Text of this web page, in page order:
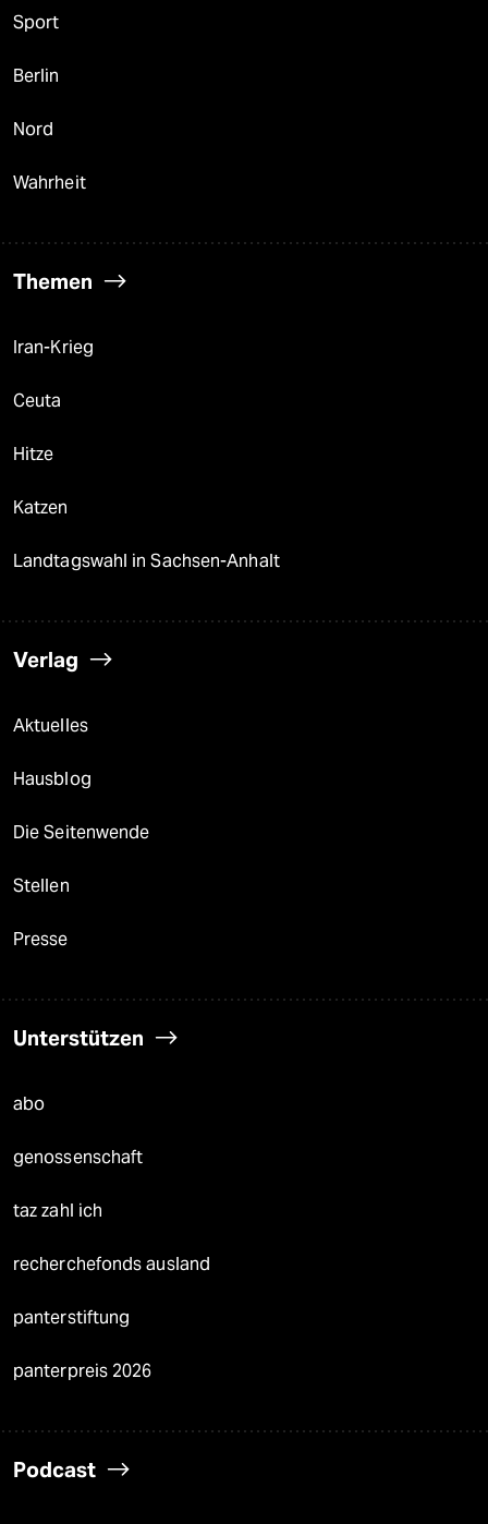
Sport
Berlin
Nord
Wahrheit
Themen
Iran-Krieg
Ceuta
Hitze
Katzen
Landtagswahl in Sachsen-Anhalt
Verlag
Aktuelles
Hausblog
Die Seitenwende
Stellen
Presse
Unterstützen
abo
genossenschaft
taz zahl ich
recherchefonds ausland
panterstiftung
panterpreis 2026
Podcast